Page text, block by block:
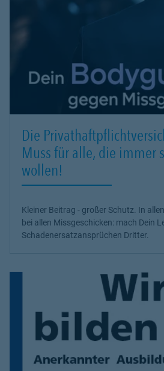
Die
Muss für alle, die immer
wollen!
Kleiner Beitrag - großer Schutz. In
bei allen Missgeschicken: mach Dein
Schadenersatzansprüchen Dritter.